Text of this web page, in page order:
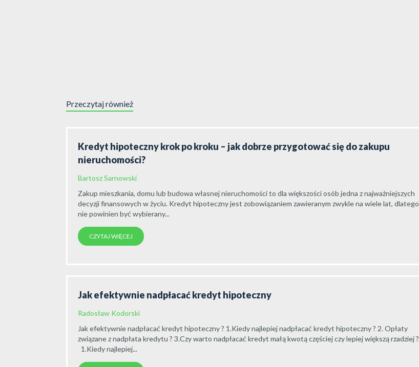
Przeczytaj również
Kredyt hipoteczny krok po kroku – jak dobrze przygotować się do zakupu
nieruchomości?
Bartosz Sarnowski
Zakup mieszkania, domu lub budowa własnej nieruchomości to dla większości osób jedna z najważniejszych
decyzji finansowych w życiu. Kredyt hipoteczny jest zobowiązaniem zawieranym zwykle na wiele lat, dlatego
nie powinien być wybierany...
CZYTAJ WIĘCEJ
Jak efektywnie nadpłacać kredyt hipoteczny
Radosław Kodorski
Jak efektywnie nadpłacać kredyt hipoteczny ? 1.Kiedy najlepiej nadpłacać kredyt hipoteczny ? 2. Opłaty
związane z nadpłata kredytu ? 3.Czy warto nadpłacać kredyt małą kwotą częściej czy lepiej większą rzadziej ?
1.Kiedy najlepiej...